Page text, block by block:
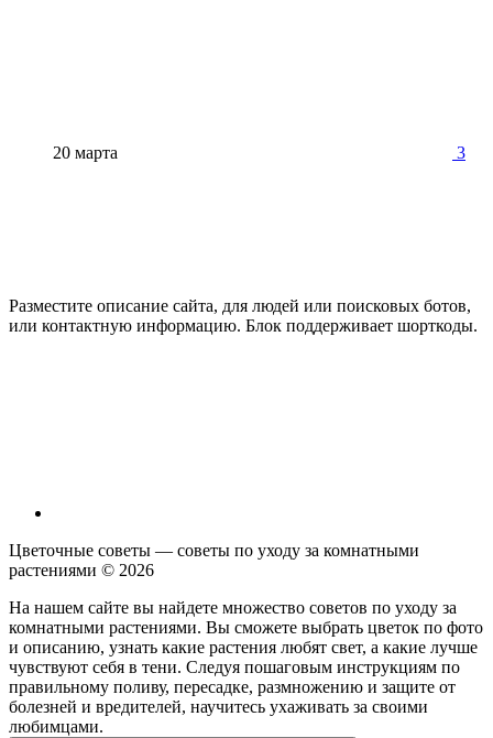
20 марта 3
Разместите описание сайта, для людей или поисковых ботов,
или контактную информацию. Блок поддерживает шорткоды.
Цветочные советы — советы по уходу за комнатными
растениями © 2026
На нашем сайте вы найдете множество советов по уходу за
комнатными растениями. Вы сможете выбрать цветок по фото
и описанию, узнать какие растения любят свет, а какие лучше
чувствуют себя в тени. Следуя пошаговым инструкциям по
правильному поливу, пересадке, размножению и защите от
болезней и вредителей, научитесь ухаживать за своими
любимцами.